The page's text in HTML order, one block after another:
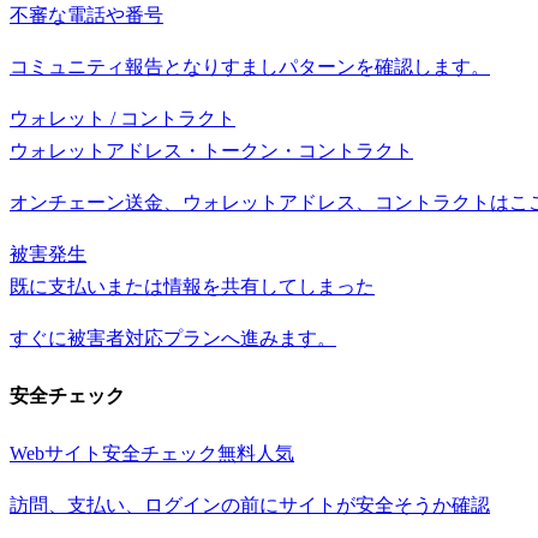
不審な電話や番号
コミュニティ報告となりすましパターンを確認します。
ウォレット / コントラクト
ウォレットアドレス・トークン・コントラクト
オンチェーン送金、ウォレットアドレス、コントラクトはこ
被害発生
既に支払いまたは情報を共有してしまった
すぐに被害者対応プランへ進みます。
安全チェック
Webサイト安全チェック無料人気
訪問、支払い、ログインの前にサイトが安全そうか確認